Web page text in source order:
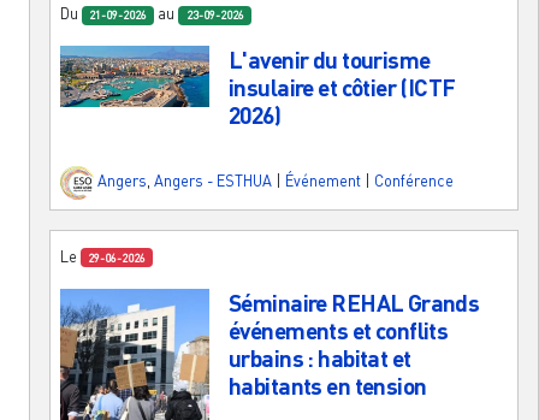
Du 21-09-2026 au 23-09-2026
L'avenir du tourisme
insulaire et côtier (ICTF
2026)
Angers Angers - ESTHUA Événement Conférence
Le 29-06-2026
Séminaire REHAL Grands
événements et conflits
urbains : habitat et
habitants en tension